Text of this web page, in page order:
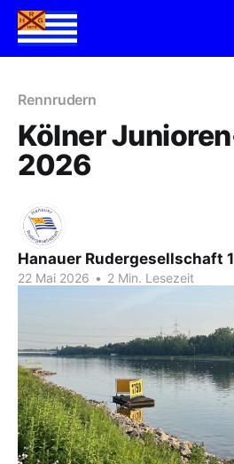
Rennrudern
Kölner
2026
Hanauer Rudergesellschaft
22 Mai 2026 • 2 Min. Lesezeit